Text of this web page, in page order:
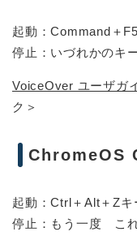
起動：Command＋
停止：いづれかのキ
VoiceOver ユーザガ
ク＞
ChromeOS
起動：Ctrl＋Alt＋Zキ
停止：もう一度 これ